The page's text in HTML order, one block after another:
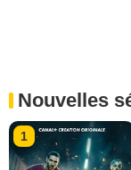
Nouvelles
1